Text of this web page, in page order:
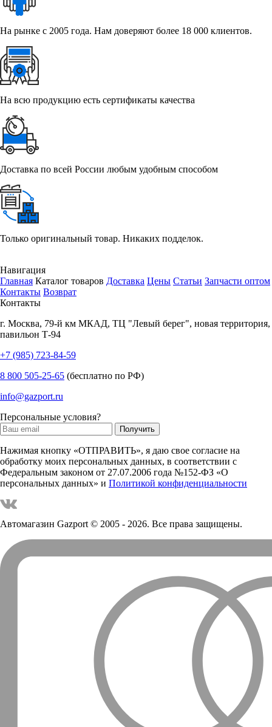
На рынке с 2005 года. Нам доверяют более 18 000 клиентов.
На всю продукцию есть сертификаты качества
Доставка по всей России любым удобным способом
Только оригинальный товар. Никаких подделок.
Навигация
Главная Каталог товаров Доставка Цены Статьи Запчасти оптом
Контакты Возврат
Контакты
г. Москва, 79-й км МКАД, ТЦ "Левый берег", новая территория,
павильон Т-94
+7 (985) 723-84-59
8 800 505-25-65 (бесплатно по РФ)
info@gazport.ru
Персональные условия?
Нажимая кнопку «ОТПРАВИТЬ», я даю свое согласие на
обработку моих персональных данных, в соответствии с
Федеральным законом от 27.07.2006 года №152-ФЗ «О
персональных данных» и Политикой конфиденциальности
Автомагазин Gazport© 2005 - 2026. Все права защищены.